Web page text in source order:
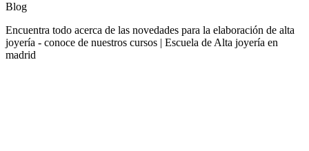
Blog
Encuentra todo acerca de las novedades para la elaboración de alta
joyería - conoce de nuestros cursos | Escuela de Alta joyería en
madrid